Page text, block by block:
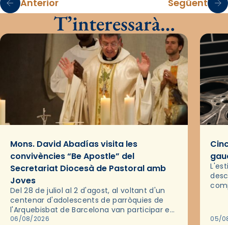
Anterior Següent
T’interessarà…
Mons. David Abadías visita les
convivències “Be Apostle” del
Secretariat Diocesà de Pastoral amb
Joves
Del 28 de juliol al 2 d'agost, al voltant d'un
centenar d'adolescents de parròquies de
l'Arquebisbat de Barcelona van participar en
les convivències Be Apostle, organitzades
06/08/2026 05/